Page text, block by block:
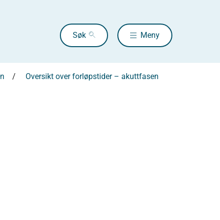
Søk Meny
Oversikt over forløpstider – akuttfasen